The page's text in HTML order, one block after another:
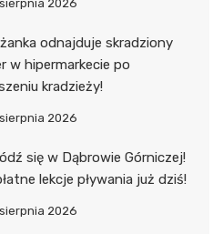
2026
odnajduje skradziony
w hipermarkecie po
kradzieży!
2026
się w Dąbrowie Górniczej!
lekcje pływania już dziś!
2026